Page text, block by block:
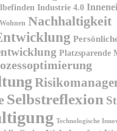
Industrie 4.0
Nachhaltigkeit
Platzsparende
Selbstreflexion
Technologische